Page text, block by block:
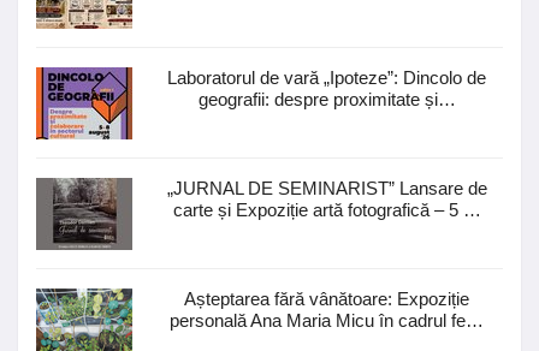
Laboratorul de vară „Ipoteze”: Dincolo de
geografii: despre proximitate și…
„JURNAL DE SEMINARIST” Lansare de
carte și Expoziție artă fotografică – 5 …
Așteptarea fără vânătoare: Expoziție
personală Ana Maria Micu în cadrul fe…